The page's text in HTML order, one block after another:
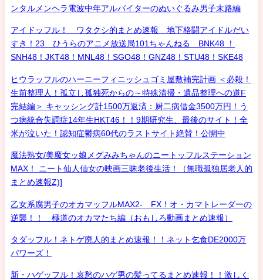
ンタルメンヘラ電波中年アルバイターのぬいぐるみ男子末路編
アイドッフル！ ワタクシ的まとめ速報 地下格闘アイドルだい
すき！23 ひうらのアニメ放送局101ちゃんねる BNK48 ！
SNH48！JKT48！MNL48！SGO48！GNZ48！STU48！SKE48
ヒウラッフルのハーニーフィニッシュゴミ屋敷補完計画 ＜必殺！
生前整理人！孤立し孤独死からの～特殊清掃・遺品整理への道F
完結編＞ キャッシング計1500万返済：厨二病借金3500万円！う
つ病統合失調症14年生HKT46！！9期研究生、最後のサイト！全
米が泣いた！認知症鬱病60代のラストサイト絶賛！公開中
魔法熟女/美魔女ッ娘メグみみちゃんのニートッフルステーション
MAX！ ニート仙人仙女の映画三昧老後生活！（無職孤独居老人的
まとめ速報Z)]
乙女系腐男子のオカマッフルMAX2- FX！オ・カマトレーダーの
逆襲！！ 極道のオカマたち編（おもしろ動画まとめ速報）
タダッフル！ネトゲ廃人的まとめ速報！！ネット乞食DE2000万
パワーズ！
新・ハゲッフル！哀愁のハゲ男の髪ってるまとめ速報！！激しく